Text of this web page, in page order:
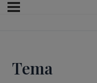
Tema